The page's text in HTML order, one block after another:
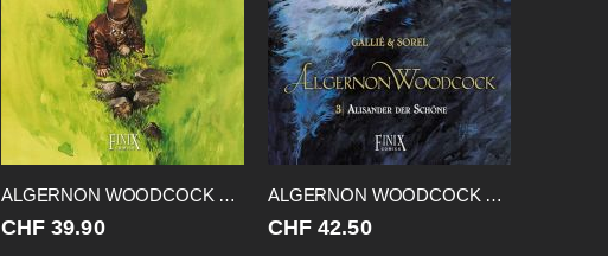
ALGERNON WOODCOCK 02 GA HC SIEBEN
CHF 39.90
ALGERNON WOODCOCK 03 GA HC ALISANDER
CHF 42.50